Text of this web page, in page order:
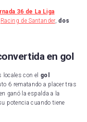
36 de La Liga
Racing de Santander, dos
en gol
locales con el gol
6 rematando a placer tras
ganó la espalda a la
potencia cuando tiene